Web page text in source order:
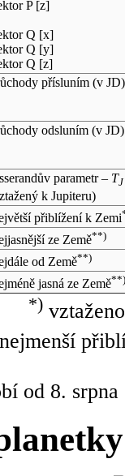
P [z]
Q [x]
Q [y]
Q [z]
přísluním (v JD)
odsluním (v JD)
parametr – TJ
k Jupiteru)
přiblížení k Zemi
ze Země**)
od Země**)
jasná ze Země**)
*)
od 8.